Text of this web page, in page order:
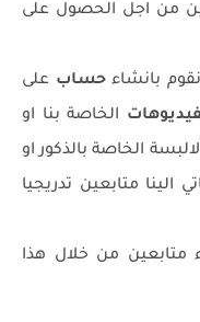
من اجل الحصول على
بانشاءحساب على
الخاصة بنا او
الخاصة بالذكور او
الينا متابعين تدريجيا
متابعين من خلال هذا